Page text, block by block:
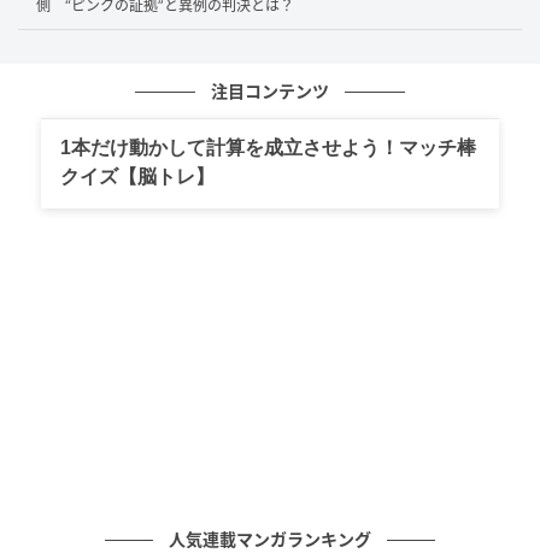
てくる場面でした。
榊原さんも「息子にそんなことされたらね、本当に泣
な空気に包まれました。子育ての喜びって、案外こう
いう何気ない瞬間に宿っているのかもしれません。
反抗期の次男と真正面から向き合い、息子の小さな気
側 “ピンクの証拠”と異例の判決とは？
注目コンテンツ
1本だけ動かして計算を成立させよう！マッチ棒
クイズ【脳トレ】
人気連載マンガランキング